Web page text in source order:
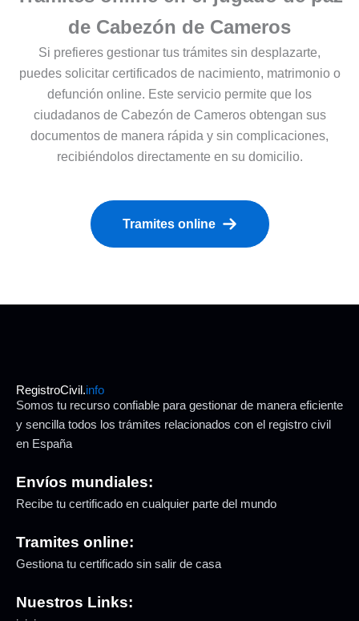
de Cabezón de Cameros
Si prefieres gestionar tus trámites sin desplazarte,
puedes solicitar certificados de nacimiento, matrimonio o
defunción online. Este servicio permite que los
ciudadanos de Cabezón de Cameros obtengan sus
documentos de manera rápida y sin complicaciones,
recibiéndolos directamente en su domicilio.
Tramites online
RegistroCivil.info
Somos tu recurso confiable para gestionar de manera eficiente
y sencilla todos los trámites relacionados con el registro civil
en España
Envíos mundiales:
Recibe tu certificado en cualquier parte del mundo
Tramites online:
Gestiona tu certificado sin salir de casa
Nuestros Links: